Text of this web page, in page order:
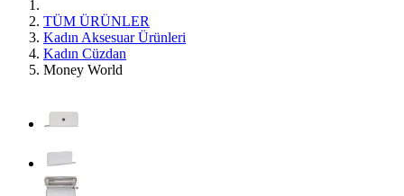
TÜM ÜRÜNLER
Kadın Aksesuar Ürünleri
Kadın Cüzdan
Money World